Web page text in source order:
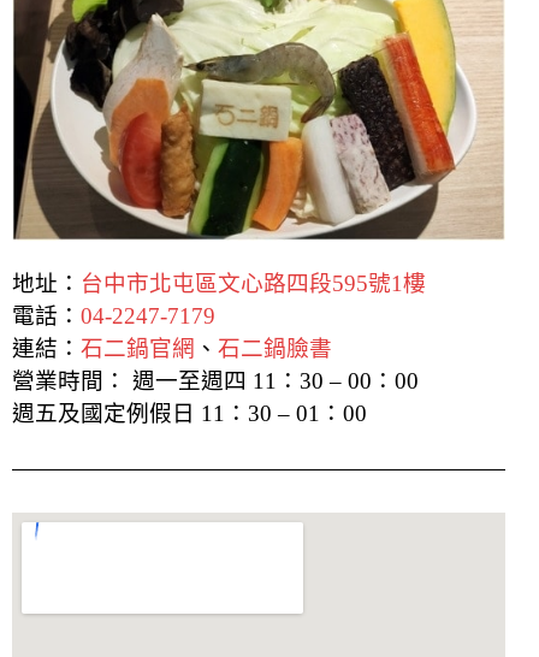
地址： 台中市北屯區文心路四段595號1樓
電話： 04-2247-7179
連結： 石二鍋官網 、 石二鍋臉書
營業時間： 週一至週四 11：30 – 00：00
週五及國定例假日 11：30 – 01：00